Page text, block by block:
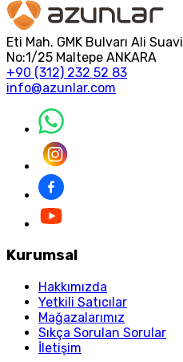
Eti Mah. GMK Bulvarı Ali
No:1/25 Maltepe ANKARA
+90 (312) 232 52 83
info@azunlar.com
Kurumsal
Hakkımızda
Yetkili Satıcılar
Mağazalarımız
Sıkça Sorulan Sorular
İletişim